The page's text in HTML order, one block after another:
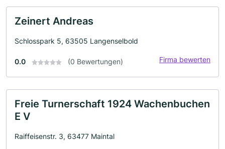
Zeinert Andreas
Schlosspark 5, 63505 Langenselbold
0.0 (0 Bewertungen) Firma bewerten
Freie Turnerschaft 1924 Wachenbuchen
E V
Raiffeisenstr. 3, 63477 Maintal